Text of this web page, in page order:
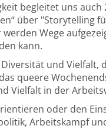
begleitet uns
über "Storytelling
Wege
kann.
und
queere
Vielfalt in der
oder den
Arbeitskampf